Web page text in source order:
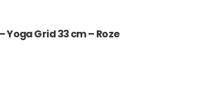
Grid 33 cm – Roze